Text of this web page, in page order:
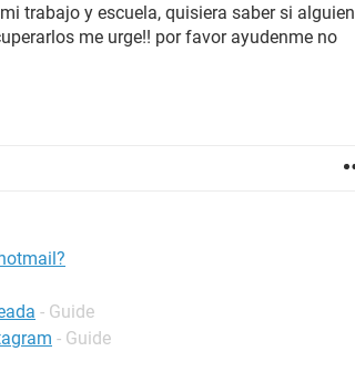
trabajo y escuela, quisiera saber si alguien
me urge!! por favor ayudenme no
- Guide
- Guide